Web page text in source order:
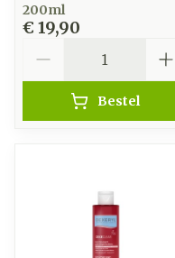
200ml
€ 19,90
Bestel